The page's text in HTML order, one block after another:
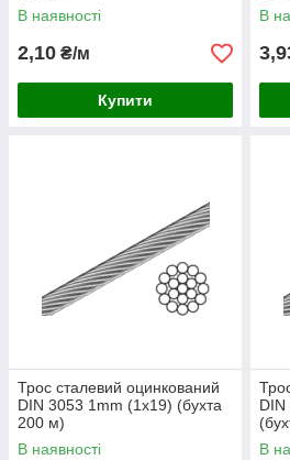
В наявності
2,10 ₴/м
Купити
В
Трос сталевий оцинкований
DIN 3053 1mm (1x19) (бухта
200 м)
В наявності
В